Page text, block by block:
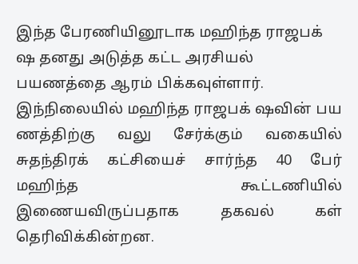
இந்த பேர­ணி­யி­னூ­டாக மஹிந்த ராஜ­பக்
ஷ தனது அடுத்த கட்ட அரசியல்
பயணத்தை ஆரம் பிக்கவுள்ளார்.
இந்நிலையில் மஹிந்த ராஜபக் ஷவின் பய
ணத்திற்கு வலு சேர்க்கும் வகையில்
சுதந்திரக் கட்சியைச் சார்ந்த 40 பேர்
மஹிந்த கூட்டணியில்
இணையவிருப்பதாக தகவல் கள்
தெரிவிக்கின்றன.